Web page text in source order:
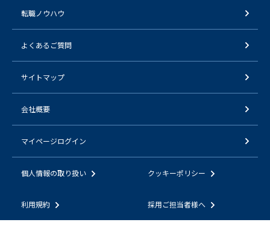
転職ノウハウ
よくあるご質問
サイトマップ
会社概要
マイページログイン
個人情報の取り扱い クッキーポリシー
利用規約 採用ご担当者様へ